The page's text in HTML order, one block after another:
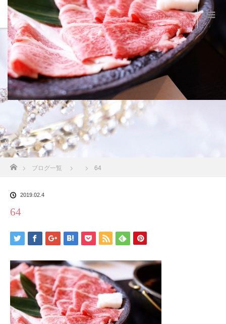
スタッフブログ
ブログ一覧 64
2019.02.4
64